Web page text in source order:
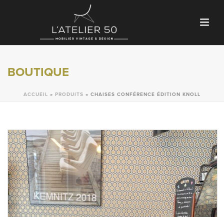
BOUTIQUE
ACCUEIL » PRODUITS » CHAISES CONFÉRENCE ÉDITION KNOLL